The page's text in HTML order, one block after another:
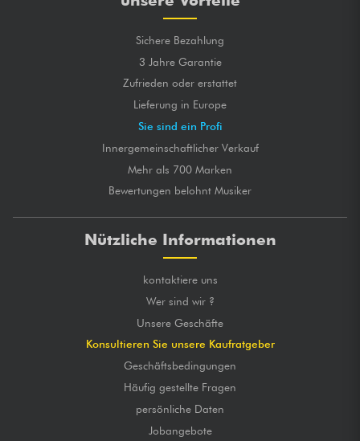
Sichere Bezahlung
3 Jahre Garantie
Zufrieden oder erstattet
Lieferung in Europe
Sie sind ein Profi
Innergemeinschaftlicher Verkauf
Mehr als 700 Marken
Bewertungen belohnt Musiker
Nützliche Informationen
kontaktiere uns
Wer sind wir ?
Unsere Geschäfte
Konsultieren Sie unsere Kaufratgeber
Geschäftsbedingungen
Häufig gestellte Fragen
persönliche Daten
Jobangebote